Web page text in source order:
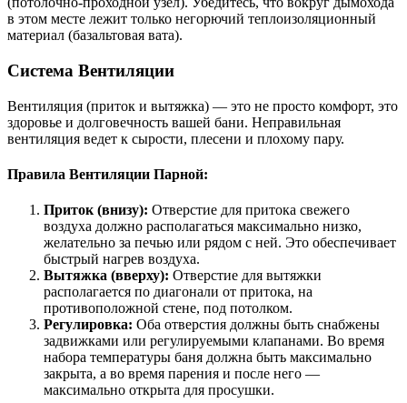
в этом месте лежит только негорючий теплоизоляционный
материал (базальтовая вата).
Система Вентиляции
Вентиляция (приток и вытяжка) — это не просто комфорт, это
здоровье и долговечность вашей бани. Неправильная
вентиляция ведет к сырости, плесени и плохому пару.
Правила Вентиляции Парной:
Приток (внизу): Отверстие для притока свежего
воздуха должно располагаться максимально низко,
желательно за печью или рядом с ней. Это обеспечивает
быстрый нагрев воздуха.
Вытяжка (вверху): Отверстие для вытяжки
располагается по диагонали от притока, на
противоположной стене, под потолком.
Регулировка: Оба отверстия должны быть снабжены
задвижками или регулируемыми клапанами. Во время
набора температуры баня должна быть максимально
закрыта, а во время парения и после него —
максимально открыта для просушки.